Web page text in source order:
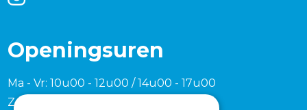
Openingsuren
Ma - Vr: 10u00 - 12u00 / 14u00 - 17u00
Zaterdag en zondag na afspraak